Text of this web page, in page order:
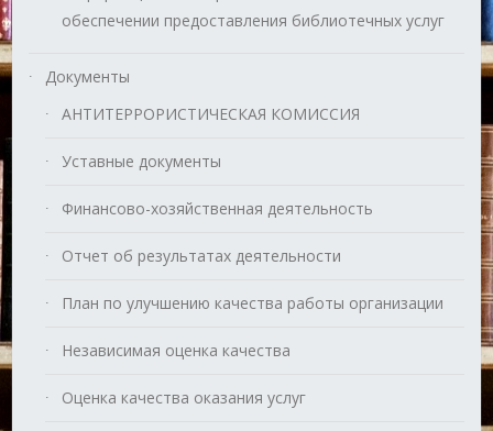
обеспечении предоставления библиотечных услуг
Документы
АНТИТЕРРОРИСТИЧЕСКАЯ КОМИССИЯ
Уставные документы
Финансово-хозяйственная деятельность
Отчет об результатах деятельности
План по улучшению качества работы организации
Независимая оценка качества
Оценка качества оказания услуг